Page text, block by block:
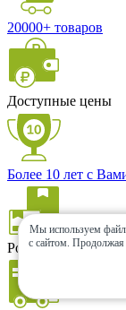
20000+ товаров
Доступные цены
Более 10 лет с
Розница и опт
Мы используем
с сайтом. Продолжая